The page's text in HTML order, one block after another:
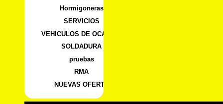
Hormigoneras
SERVICIOS
VEHICULOS DE OCASION
SOLDADURA
pruebas
RMA
NUEVAS OFERTA